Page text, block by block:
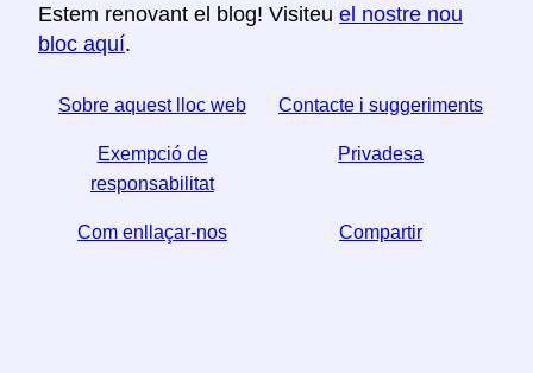
Estem renovant el blog! Visiteu el nostre nou
bloc aquí.
Sobre aquest lloc web Contacte i suggeriments
Exempció de
responsabilitat
Privadesa
Com enllaçar-nos Compartir